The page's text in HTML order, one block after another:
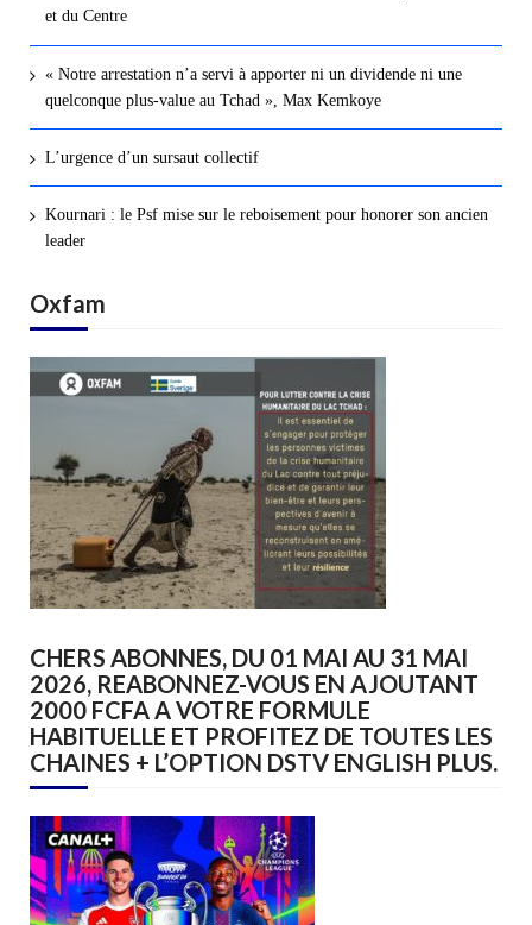
et du Centre
« Notre arrestation n’a servi à apporter ni un dividende ni une
quelconque plus-value au Tchad », Max Kemkoye
L’urgence d’un sursaut collectif
Kournari : le Psf mise sur le reboisement pour honorer son ancien
leader
Oxfam
CHERS ABONNES, DU 01 MAI AU 31 MAI
2026, REABONNEZ-VOUS EN AJOUTANT
2000 FCFA A VOTRE FORMULE
HABITUELLE ET PROFITEZ DE TOUTES LES
CHAINES + L’OPTION DSTV ENGLISH PLUS.